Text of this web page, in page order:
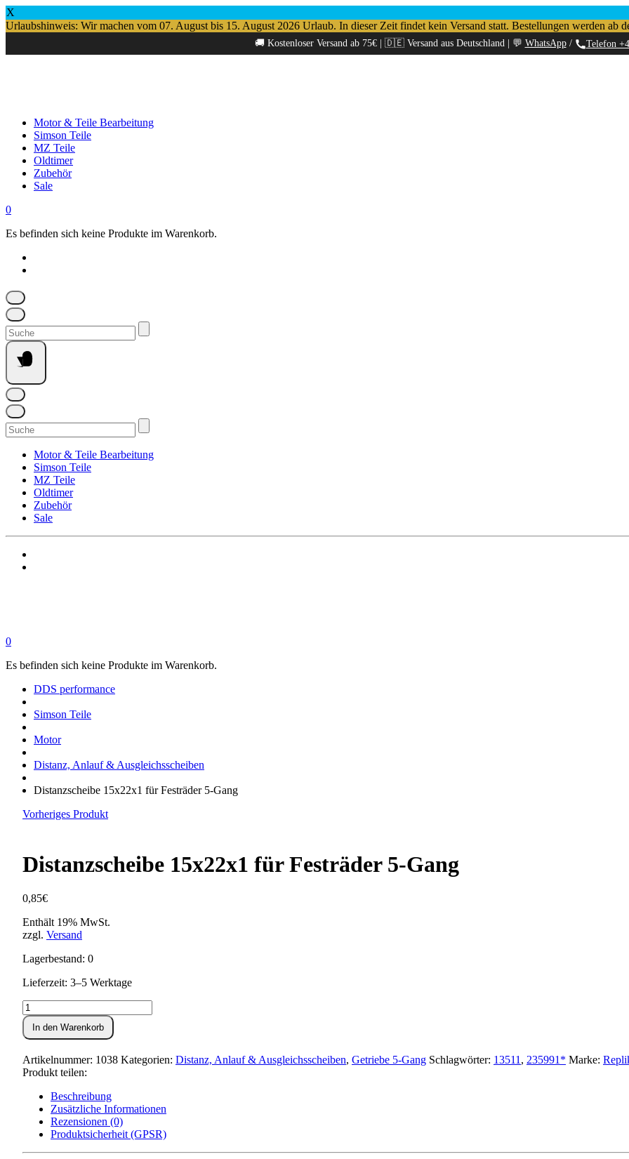
X
Urlaubshinweis: Wir machen vom 07. August bis 15. August 2026 Urlaub. In dieser Zeit findet kein Versand statt. Bestellungen werden ab
🚚 Kostenloser Versand ab 75€ | 🇩🇪 Versand aus Deutschland | 💬 WhatsApp/ Telefon
Motor & Teile Bearbeitung
Simson Teile
MZ Teile
Oldtimer
Zubehör
Sale
0
Es befinden sich keine Produkte im Warenkorb.
Suchen
nach:
Suchen
nach:
Motor & Teile Bearbeitung
Simson Teile
MZ Teile
Oldtimer
Zubehör
Sale
0
Es befinden sich keine Produkte im Warenkorb.
DDS performance
Simson Teile
Motor
Distanz, Anlauf & Ausgleichsscheiben
Distanzscheibe 15x22x1 für Festräder 5-Gang
Vorheriges Produkt
Distanzscheibe 15x22x1 für Festräder 5-Gang
0,85€
Enthält 19% MwSt.
zzgl. Versand
Lagerbestand: 0
Lieferzeit: 3–5 Werktage
Distanzscheibe
15x22x1
für
Festräder
5-
Gang
In den Warenkorb
Artikelnummer: 1038 Kategorien: Distanz, Anlauf & Ausgleichsscheiben, Getriebe 5-Gang Schlagwörter: 13511 , 235991* Marke:
Produkt teilen:
Beschreibung
Zusätzliche Informationen
Rezensionen (0)
Produktsicherheit (GPSR)